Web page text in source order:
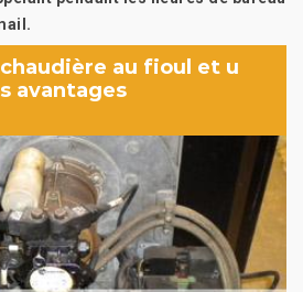
au fioul et u
avantages